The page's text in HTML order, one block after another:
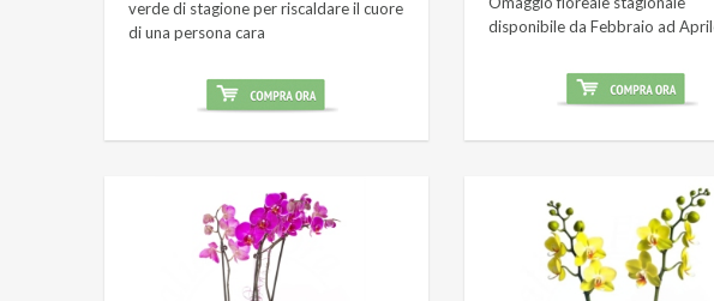
verde di stagione per riscaldare il cuore
di una persona cara
disponibile da Febbraio ad